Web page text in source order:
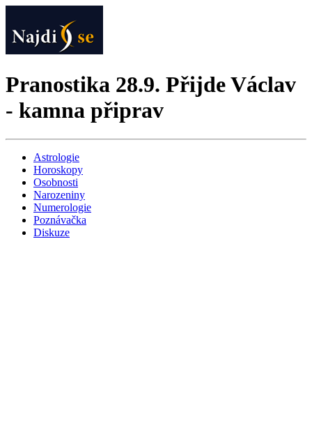
Pranostika 28.9. Přijde Václav
- kamna připrav
Astrologie
Horoskopy
Osobnosti
Narozeniny
Numerologie
Poznávačka
Diskuze